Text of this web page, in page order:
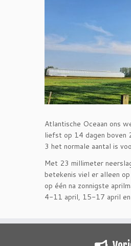
Atlantische Oceaan ons
liefst op 14 dagen boven
3 het normale aantal is
Met 23 millimeter
betekenis viel er alleen
op één na zonnigste
4-11 april, 15-17 april